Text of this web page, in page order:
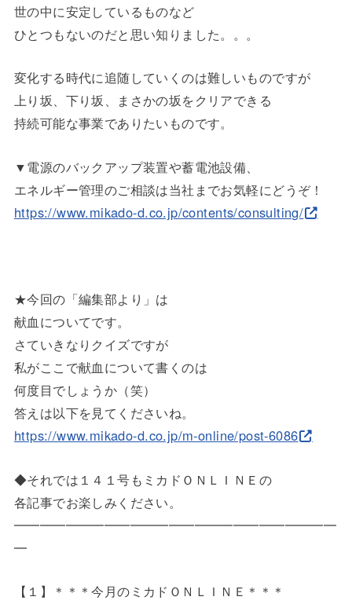
世の中に安定しているものなど
ひとつもないのだと思い知りました。。。
変化する時代に追随していくのは難しいものですが
上り坂、下り坂、まさかの坂をクリアできる
持続可能な事業でありたいものです。
▼電源のバックアップ装置や蓄電池設備、
エネルギー管理のご相談は当社までお気軽にどうぞ！
https://www.mikado-d.co.jp/contents/consulting/
★今回の「編集部より」は
献血についてです。
さていきなりクイズですが
私がここで献血について書くのは
何度目でしょうか（笑）
答えは以下を見てくださいね。
https://www.mikado-d.co.jp/m-online/post-6086
◆それでは１４１号もミカドＯＮＬＩＮＥの
各記事でお楽しみください。
━━━━━━━━━━━━━━━━━━━━━━━━━
━
【１】＊＊＊今月のミカドＯＮＬＩＮＥ＊＊＊